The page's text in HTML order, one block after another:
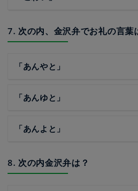
7. 次の内、金沢弁でお礼の言葉
「あんやと」
「あんゆと」
「あんよと」
8. 次の内金沢弁は？